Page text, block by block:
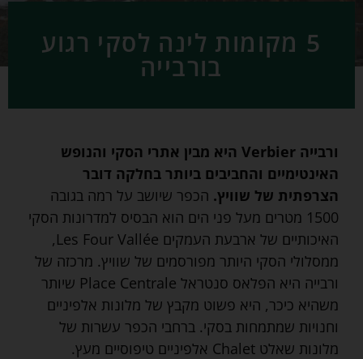
5 מקומות לינה לסקי רגוע
בורבייה
ורבייה Verbier היא מבין אתרי הסקי והנופש
האינטימיים והחביבים ביותר בחלקה דובר
הצרפתית של שוויץ.הכפר שיושב על רמה בגובה
1500 מטרים מעל פני הים הוא הבסיס למדרונות הסקי
ממסלולי הסקי היותר מפורסמים של שוויץ. מרכזה של
ורבייה היא הפלאס סנטראל Place Centrale שיותר
משהיא כיכר, היא פשוט מקבץ של מלונות אלפיניים
וחנויות שמתמחות בסקי. ברחבי הכפר עשרות של
מלונות שאלט Chalet אלפיניים טיפוסיים מעץ.